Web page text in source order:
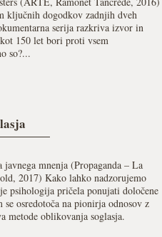
ključnih dogodkov zadnjih dveh
serija razkriva izvor in
150 let bori proti vsem
so?...
mnenja (Propaganda – La
2017) Kako lahko nadzorujemo
psihologija pričela ponujati določene
osredotoča na pionirja odnosov z
metode oblikovanja soglasja.